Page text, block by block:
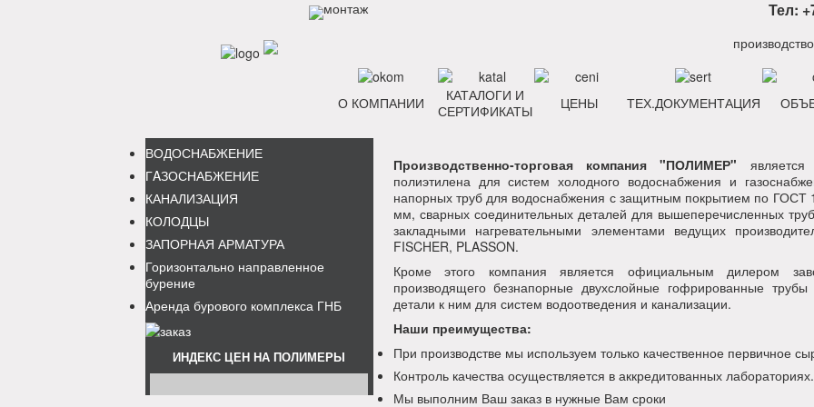
Тел:
О КОМПАНИИ
КАТАЛОГИ И
СЕРТИФИКАТЫ
ЦЕНЫ ТЕХ.ДОКУМЕНТАЦИЯ
ВОДОСНАБЖЕНИЕ
ГAЗОСНАБЖЕНИЕ
КАНАЛИЗАЦИЯ
КОЛОДЦЫ
ЗАПОРНАЯ АРМАТУРА
Горизонтально направленное
бурение
Аренда бурового комплекса ГНБ
ИНДЕКС ЦЕН НА ПОЛИМЕРЫ
Производственно-торговая компания "ПОЛИМЕР"
полиэтилена для систем холодного водоснабжения и
напорных труб для водоснабжения с защитным покрытием по
мм, сварных соединительных деталей для вышеперечисленных
закладными нагревательными элементами ведущих
FISCHER, PLASSON.
Кроме этого компания является официальным дилером
производящего безнапорные двухслойные гофрированные
детали к ним для систем водоотведения и канализации.
Наши преимущества:
При производстве мы используем только качественное первичное
Контроль качества осуществляется в аккредитованных лабораториях.
Мы выполним Ваш заказ в нужные Вам сроки